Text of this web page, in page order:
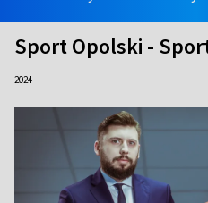
Sport Opolski -
2024